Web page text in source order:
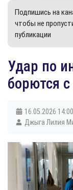
Подпишись на
чтобы не
публикации
Удар по
борются
16.05.2026 14:00
Джыга Лилия